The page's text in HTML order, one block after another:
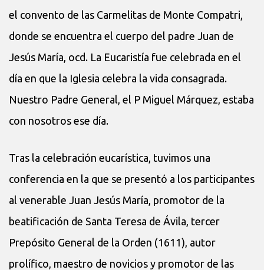
el convento de las Carmelitas de Monte Compatri,
donde se encuentra el cuerpo del padre Juan de
Jesús María, ocd. La Eucaristía fue celebrada en el
día en que la Iglesia celebra la vida consagrada.
Nuestro Padre General, el P Miguel Márquez, estaba
con nosotros ese día.
Tras la celebración eucarística, tuvimos una
conferencia en la que se presentó a los participantes
al venerable Juan Jesús María, promotor de la
beatificación de Santa Teresa de Ávila, tercer
Prepósito General de la Orden (1611), autor
prolífico, maestro de novicios y promotor de las